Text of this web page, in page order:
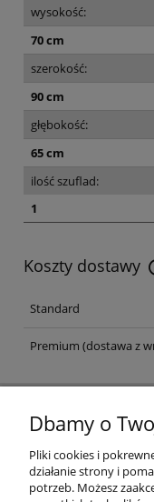
wysokość:
70 cm
szerokość:
90 cm
głębokość:
65 cm
ilość szuflad:
1
Koszty dostawy
Koszt dostawy
Standard
Premium (dostawa z
NEWSLETTER
designu
Dbamy o
Pliki cookies i
działanie strony i
potrzeb. Możesz